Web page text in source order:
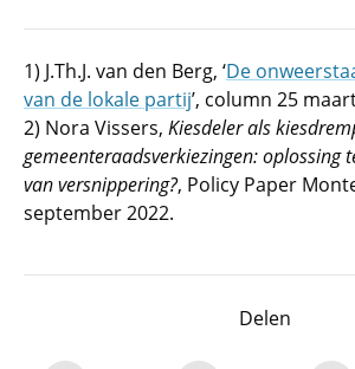
1) J.Th.J. van den Berg, ‘De
van de lokale partij’, column 25
2) Nora Vissers, Kiesdeler als
gemeenteraadsverkiezingen: oplossing
van versnippering?, Policy Paper
september 2022.
Delen